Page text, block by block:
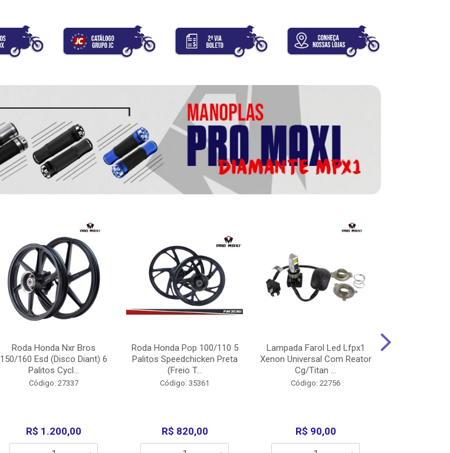
Roda Honda Nxr Bros
150/160 Esd (Disco Diant) 6
Palitos Cycl...
Código: 27337
R$ 1.200,00
Roda Honda Pop 100/110 5
Palitos Speedchicken Preta
(Freio T...
Código: 35361
R$ 820,00
Lampada Farol Led Lfpx1
Xenon Universal Com Reator
Cg/Titan ...
Código: 22756
R$ 90,00